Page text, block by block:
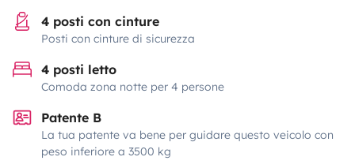
4 posti con cinture
Posti con cinture di sicurezza
4 posti letto
Comoda zona notte per 4 persone
Patente B
La tua patente va bene per guidare questo veicolo con
peso inferiore a 3500 kg